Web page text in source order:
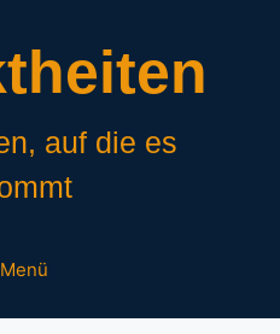
auf die es
Menü